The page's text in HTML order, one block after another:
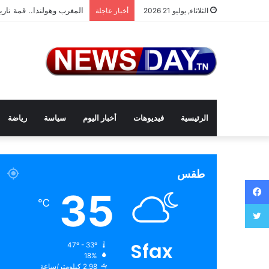
الثلاثاء, يوليو 21 2026 أخبار عاجلة المغرب وهولندا.. قمة
الرئيسية فيديوهات أخبار اليوم سياسة رياضة
طقس
Sfax
35
℃
18%
2.98 كيلومتر/ساعة
فيسبوك
تويتر